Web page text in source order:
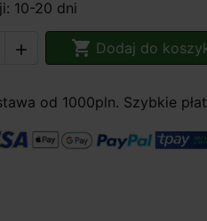
10-20 dni
  Dodaj do
od 1000pln. Szybkie